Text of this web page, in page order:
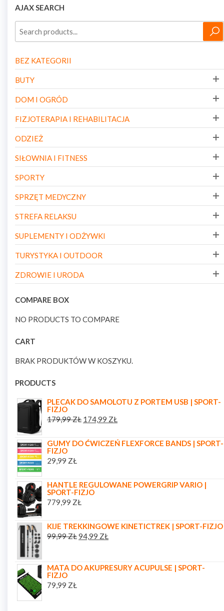
AJAX SEARCH
BEZ KATEGORII
BUTY
DOM I OGRÓD
FIZJOTERAPIA I REHABILITACJA
ODZIEŻ
SIŁOWNIA I FITNESS
SPORTY
SPRZĘT MEDYCZNY
STREFA RELAKSU
SUPLEMENTY I ODŻYWKI
TURYSTYKA I OUTDOOR
ZDROWIE I URODA
COMPARE BOX
NO PRODUCTS TO COMPARE
CART
BRAK PRODUKTÓW W KOSZYKU.
PRODUCTS
PLECAK DO SAMOLOTU Z PORTEM USB | SPORT-
FIZJO
179,99ZŁ 174,99 ZŁ
GUMY DO ĆWICZEŃ FLEXFORCE BANDS | SPORT-
FIZJO
29,99 ZŁ
HANTLE REGULOWANE POWERGRIP VARIO |
SPORT-FIZJO
779,99 ZŁ
KIJE TREKKINGOWE KINETICTREK | SPORT-FIZJO
99,99ZŁ94,99 ZŁ
MATA DO AKUPRESURY ACUPULSE | SPORT-
FIZJO
79,99 ZŁ